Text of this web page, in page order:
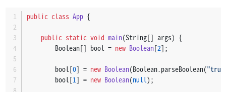
public class App {
public static void main(String[] args) {
        Boolean[] bool =
new Boolean[2];
        bool[
0] = new Boolean(Boolean.parseBoolean(
        bool[
1] = new Boolean(null);